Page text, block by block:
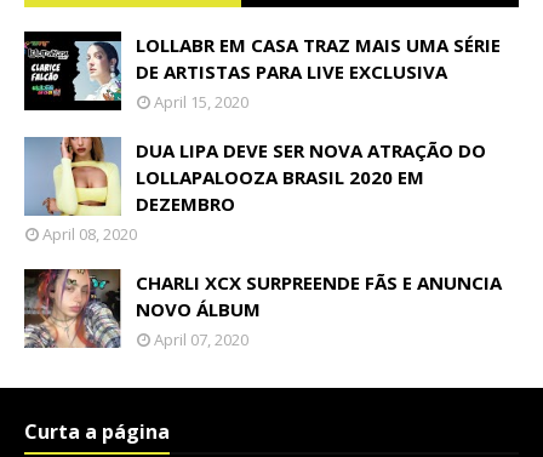
LOLLABR EM CASA TRAZ MAIS UMA SÉRIE
DE ARTISTAS PARA LIVE EXCLUSIVA
April 15, 2020
DUA LIPA DEVE SER NOVA ATRAÇÃO DO
LOLLAPALOOZA BRASIL 2020 EM
DEZEMBRO
April 08, 2020
CHARLI XCX SURPREENDE FÃS E ANUNCIA
NOVO ÁLBUM
April 07, 2020
Curta a página